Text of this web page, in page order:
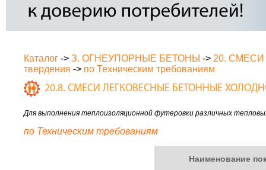
Каталог -> З. ОГНЕУПОРНЫЕ БЕТОНЫ -> 20.
твердения -> по Техническим требованиям
20.8. СМЕСИ ЛЕГКОВЕСНЫЕ БЕТОННЫЕ
Для выполнения теплоизоляционной футеровки различных
по Техническим требованиям
Наименование